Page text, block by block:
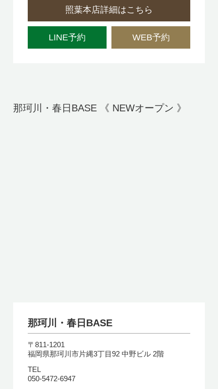
照葉本店詳細はこちら
LINE予約 WEB予約
那珂川・春日BASE 《 NEWオープン 》
那珂川・春日BASE
〒811-1201
福岡県那珂川市片縄3丁目92 中野ビル 2階
TEL
050-5472-6947